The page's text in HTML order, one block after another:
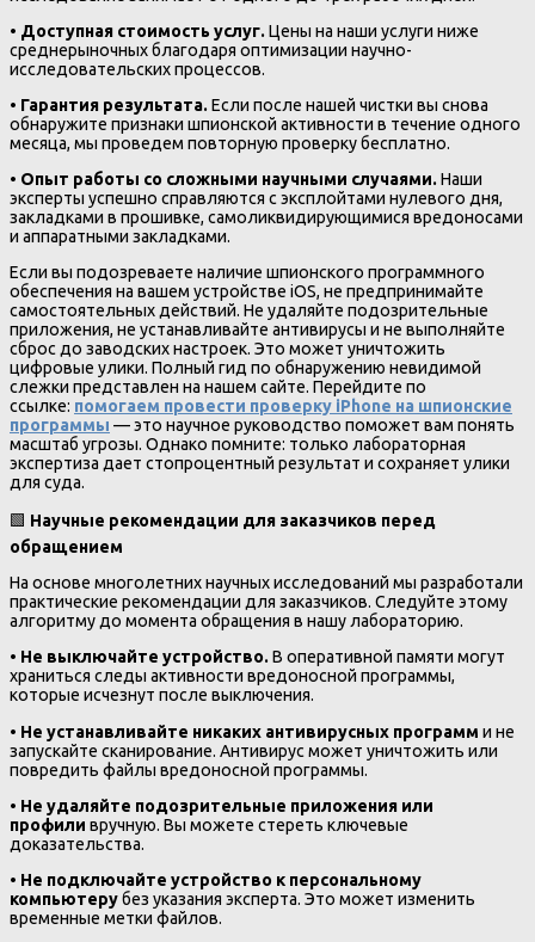
• Доступная стоимость услуг.Цены на наши услуги ниже
среднерыночных благодаря оптимизации научно-
исследовательских процессов.
• Гарантия результата.Если после нашей чистки вы снова
обнаружите признаки шпионской активности в течение одного
месяца, мы проведем повторную проверку бесплатно.
• Опыт работы со сложными научными случаями.Наши
эксперты успешно справляются с эксплойтами нулевого дня,
закладками в прошивке, самоликвидирующимися вредоносами
и аппаратными закладками.
Если вы подозреваете наличие шпионского программного
обеспечения на вашем устройстве iOS, не предпринимайте
самостоятельных действий. Не удаляйте подозрительные
приложения, не устанавливайте антивирусы и не выполняйте
сброс до заводских настроек. Это может уничтожить
цифровые улики. Полный гид по обнаружению невидимой
слежки представлен на нашем сайте. Перейдите по
ссылке: помогаем провести проверку iPhone на шпионские
программы — это научное руководство поможет вам понять
масштаб угрозы. Однако помните: только лабораторная
экспертиза дает стопроцентный результат и сохраняет улики
для суда.
🟩 Научные рекомендации для заказчиков перед
обращением
На основе многолетних научных исследований мы разработали
практические рекомендации для заказчиков. Следуйте этому
алгоритму до момента обращения в нашу лабораторию.
• Не выключайте устройство.В оперативной памяти могут
храниться следы активности вредоносной программы,
которые исчезнут после выключения.
• Не устанавливайте никаких антивирусных программ и не
запускайте сканирование. Антивирус может уничтожить или
повредить файлы вредоносной программы.
• Не удаляйте подозрительные приложения или
профили вручную. Вы можете стереть ключевые
доказательства.
• Не подключайте устройство к персональному
компьютерубез указания эксперта. Это может изменить
временные метки файлов.